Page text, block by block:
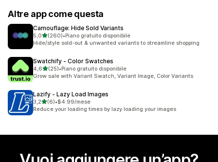
Altre app come questa
Camouflage: Hide Sold Variants
5,0stelle su 5
(260)
260 recensioni totali
•Piano gratuito disponibile
Hide/style sold-out & unwanted variants to streamline shopping
Swatchify ‑ Color Swatches
4,6stelle su 5
(25)
25 recensioni totali
•Piano gratuito disponibile
Grow sale with Variant Swatch, Variant Image, Color Variants
Lazify ‑ Lazy Load Images
3,2stelle su 5
(6)
6 recensioni totali
•$4.99/mese
Reduce your loading times by lazy loading your images